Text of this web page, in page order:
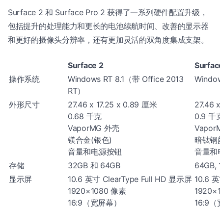
Surface 2 和 Surface Pro 2 获得了一系列硬件配置升级，
包括提升的处理能力和更长的电池续航时间、改善的显示器
和更好的摄像头分辨率，还有更加灵活的双角度集成支架。
Surface 2
操作系统
Windows RT 8.1（带 Office 2013
RT）
外形尺寸
27.46 x 17.25 x 0.89 厘米
0.68 千克
VaporMG 外壳
镁合金(银色)
音量和电源按钮
27.46
0.9 千
暗钛钢
音量和
存储
32GB 和 64GB
64GB,
显示屏
10.6 英寸 ClearType Full HD 显示屏
1920×1080 像素
16:9（宽屏幕）
10.6
16:9（